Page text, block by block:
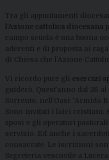
Tra gli appuntamenti
l’Azione cattolica diocesana
campo scuola è una buona
aderenti e di proposta ai
di Chiesa che l’Azione
Vi ricordo pure gli esercizi
guiderò. Quest’anno dal 26
Sorrento, nell’Oasi “Armida
Sono invitati i laici cristiani,
sposi e gli operatori
servizio. Ed anche i
consacrate. Le iscrizioni
Segreteria vescovile a